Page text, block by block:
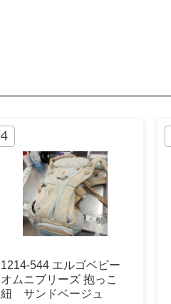
1214-544 エルゴベビー
オムニブリーズ 抱っこ
紐 サンドベージュ